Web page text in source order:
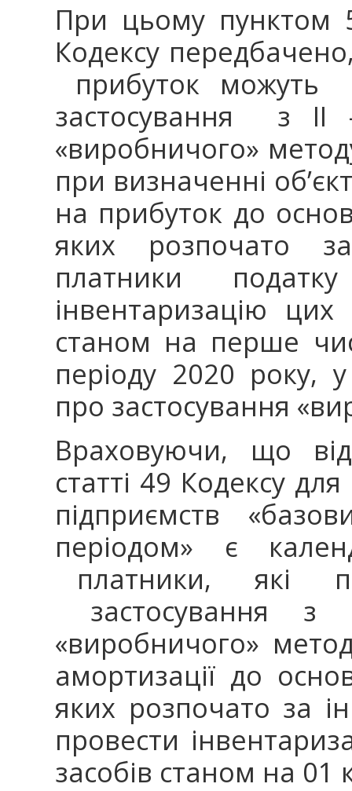
При цьому пунктом
Кодексу
прибуток
застосування з
«виробничого»
при визначенні
на прибуток до
яких розпочато
платники
інвентаризацію цих
станом на перше
періоду 2020 року,
про застосування
Враховуючи, що
статті 49 Кодексу
підприємств
періодом» є
платники, які
застосування з
«виробничого»
амортизації до
яких розпочато за
провести
засобів станом на 01